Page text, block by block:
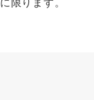
限ります。